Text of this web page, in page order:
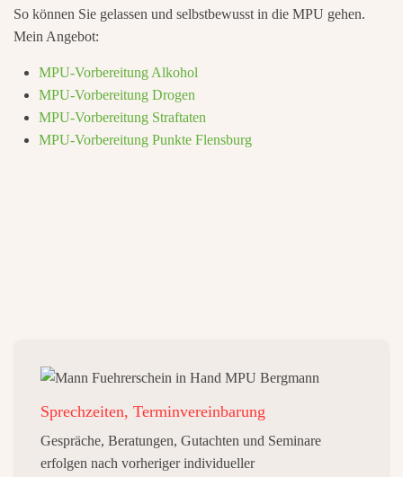
So können Sie gelassen und selbstbewusst in die MPU gehen.
Mein Angebot:
MPU-Vorbereitung Alkohol
MPU-Vorbereitung Drogen
MPU-Vorbereitung Straftaten
MPU-Vorbereitung Punkte Flensburg
Sprechzeiten, Terminvereinbarung
Gespräche, Beratungen, Gutachten und Seminare
erfolgen nach vorheriger individueller